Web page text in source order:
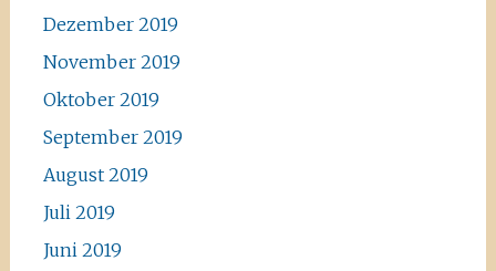
Dezember 2019
November 2019
Oktober 2019
September 2019
August 2019
Juli 2019
Juni 2019